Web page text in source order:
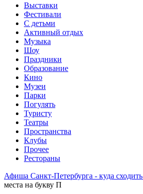
Выставки
Фестивали
С детьми
Активный отдых
Музыка
Шоу
Праздники
Образование
Кино
Музеи
Парки
Погулять
Туристу
Театры
Пространства
Клубы
Прочее
Рестораны
Афиша Санкт-Петербурга - куда сходить
места на букву П